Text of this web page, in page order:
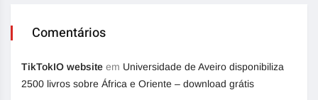
Comentários
TikTokIO website em Universidade de Aveiro disponibiliza
2500 livros sobre África e Oriente – download grátis